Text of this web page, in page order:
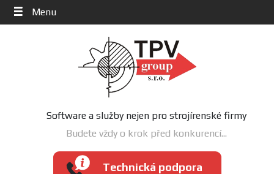
Menu
Software a služby nejen pro strojírenské firmy
Budete vždy o krok před konkurencí...
Technická podpora